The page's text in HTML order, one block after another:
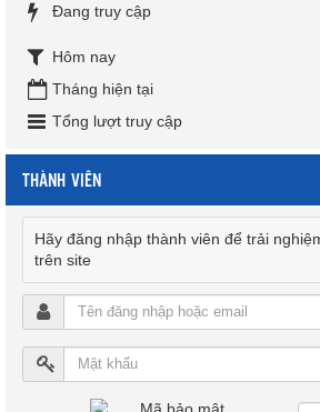
Đang truy cập
Hôm nay
Tháng hiện tại
Tổng lượt truy cập
THÀNH VIÊN
Hãy đăng nhập thành viên để trải
trên site